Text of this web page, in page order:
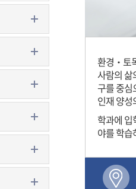
환경‧토
사람의 삶
구를 중심
인재 양성
학과에
야를 학습